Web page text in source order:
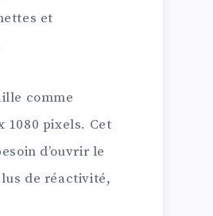
et
comme
1080 pixels. Cet
d’ouvrir le
de réactivité,